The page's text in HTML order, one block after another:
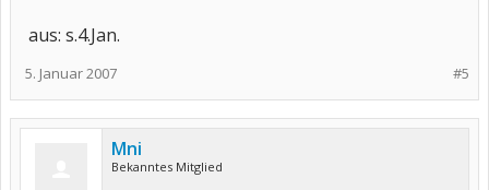
aus: s.4.Jan.
#5
5. Januar 2007
Mni
Bekanntes Mitglied